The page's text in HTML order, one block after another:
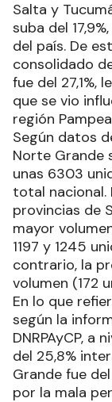
Salta y
suba del
del país. De
consolidado
fue del 27,1%,
que se vio
región
Según datos
Norte Grande
unas 6303
total nacional.
provincias de
mayor
1197 y 1245
contrario, la
volumen (172
En lo que
según la
DNRPAyCP,
del 25,8%
Grande fue
por la mala